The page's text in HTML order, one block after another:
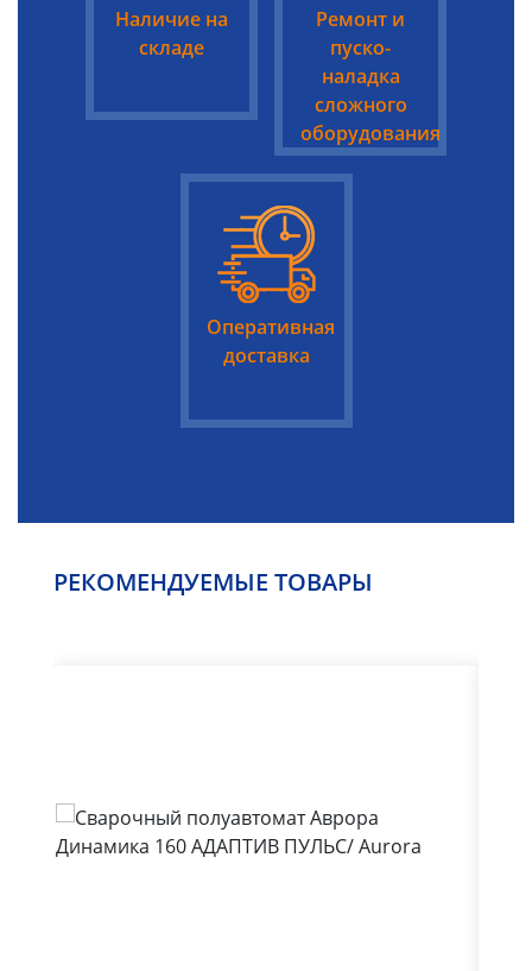
Наличие на
складе
Ремонт и
пуско-
наладка
сложного
оборудования
Оперативная
доставка
РЕКОМЕНДУЕМЫЕ ТОВАРЫ